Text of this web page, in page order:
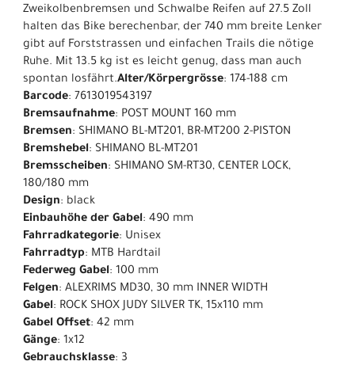
Zweikolbenbremsen und Schwalbe Reifen auf 27.5 Zoll
halten das Bike berechenbar, der 740 mm breite Lenker
gibt auf Forststrassen und einfachen Trails die nötige
Ruhe. Mit 13.5 kg ist es leicht genug, dass man auch
spontan losfährt.Alter/Körpergrösse: 174-188 cm
Barcode: 7613019543197
Bremsaufnahme: POST MOUNT 160 mm
Bremsen: SHIMANO BL-MT201, BR-MT200 2-PISTON
Bremshebel: SHIMANO BL-MT201
Bremsscheiben: SHIMANO SM-RT30, CENTER LOCK,
180/180 mm
Design: black
Einbauhöhe der Gabel: 490 mm
Fahrradkategorie: Unisex
Fahrradtyp: MTB Hardtail
Federweg Gabel: 100 mm
Felgen: ALEXRIMS MD30, 30 mm INNER WIDTH
Gabel: ROCK SHOX JUDY SILVER TK, 15x110 mm
Gabel Offset: 42 mm
Gänge: 1x12
Gebrauchsklasse: 3